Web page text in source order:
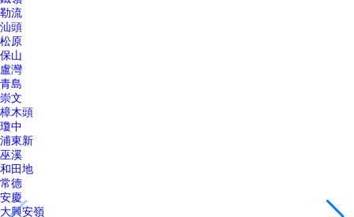
勒流
汕頭
松原
保山
盧灣
青島
崇文
樟木頭
瓊中
浦東新
巫溪
和田地
常德
安慶
大興安嶺